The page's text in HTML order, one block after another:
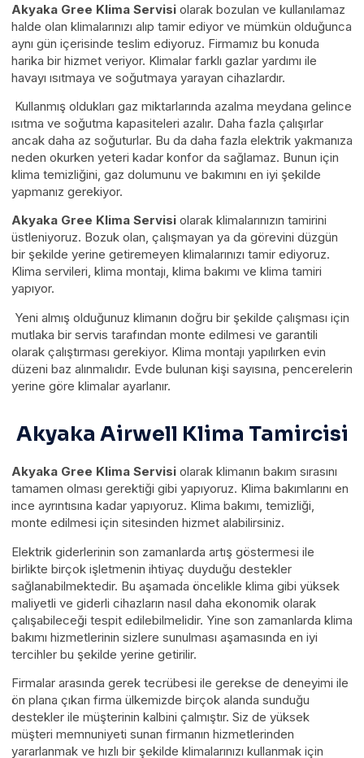
Akyaka Gree Klima Servisi olarak bozulan ve kullanılamaz
halde olan klimalarınızı alıp tamir ediyor ve mümkün olduğunca
aynı gün içerisinde teslim ediyoruz. Firmamız bu konuda
harika bir hizmet veriyor. Klimalar farklı gazlar yardımı ile
havayı ısıtmaya ve soğutmaya yarayan cihazlardır.
Kullanmış oldukları gaz miktarlarında azalma meydana gelince
ısıtma ve soğutma kapasiteleri azalır. Daha fazla çalışırlar
ancak daha az soğuturlar. Bu da daha fazla elektrik yakmanıza
neden okurken yeteri kadar konfor da sağlamaz. Bunun için
klima temizliğini, gaz dolumunu ve bakımını en iyi şekilde
yapmanız gerekiyor.
Akyaka Gree Klima Servisi olarak klimalarınızın tamirini
üstleniyoruz. Bozuk olan, çalışmayan ya da görevini düzgün
bir şekilde yerine getiremeyen klimalarınızı tamir ediyoruz.
Klima servileri, klima montajı, klima bakımı ve klima tamiri
yapıyor.
Yeni almış olduğunuz klimanın doğru bir şekilde çalışması için
mutlaka bir servis tarafından monte edilmesi ve garantili
olarak çalıştırması gerekiyor. Klima montajı yapılırken evin
düzeni baz alınmalıdır. Evde bulunan kişi sayısına, pencerelerin
yerine göre klimalar ayarlanır.
Akyaka Airwell Klima Tamircisi
Akyaka Gree Klima Servisi olarak klimanın bakım sırasını
tamamen olması gerektiği gibi yapıyoruz. Klima bakımlarını en
ince ayrıntısına kadar yapıyoruz. Klima bakımı, temizliği,
monte edilmesi için sitesinden hizmet alabilirsiniz.
Elektrik giderlerinin son zamanlarda artış göstermesi ile
birlikte birçok işletmenin ihtiyaç duyduğu destekler
sağlanabilmektedir. Bu aşamada öncelikle klima gibi yüksek
maliyetli ve giderli cihazların nasıl daha ekonomik olarak
çalışabileceği tespit edilebilmelidir. Yine son zamanlarda klima
bakımı hizmetlerinin sizlere sunulması aşamasında en iyi
tercihler bu şekilde yerine getirilir.
Firmalar arasında gerek tecrübesi ile gerekse de deneyimi ile
ön plana çıkan firma ülkemizde birçok alanda sunduğu
destekler ile müşterinin kalbini çalmıştır. Siz de yüksek
müşteri memnuniyeti sunan firmanın hizmetlerinden
yararlanmak ve hızlı bir şekilde klimalarınızı kullanmak için